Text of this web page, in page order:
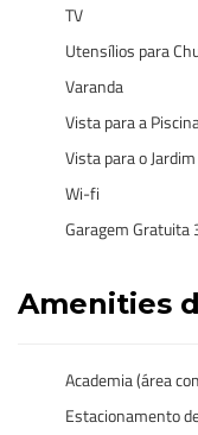
TV
Utensílios para
Varanda
Vista para a
Vista para o Jardim
Wi-fi
Garagem Gratuita
Amenities
Academia (área
Estacionamento